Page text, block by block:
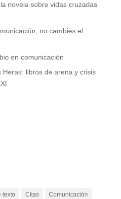
novela sobre vidas cruzadas
no cambies el
en comunicación
libros de arena y crisis
texto Citas Comunicación